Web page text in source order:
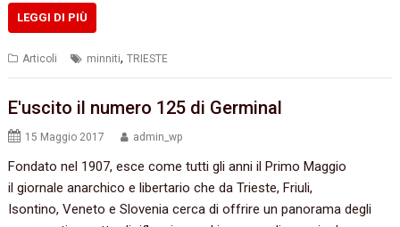
LEGGI DI PIÙ
Articoli minniti,TRIESTE
E'uscito il numero 125 di Germinal
15 Maggio 2017 admin_wp
Fondato nel 1907, esce come tutti gli anni il Primo Maggio
il giornale anarchico e libertario che da Trieste, Friuli,
Isontino, Veneto e Slovenia cerca di offrire un panorama degli